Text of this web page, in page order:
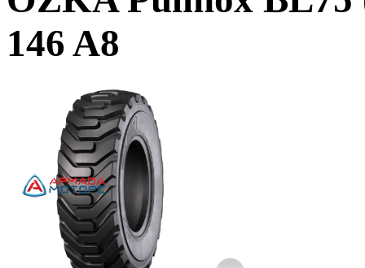
146 A8